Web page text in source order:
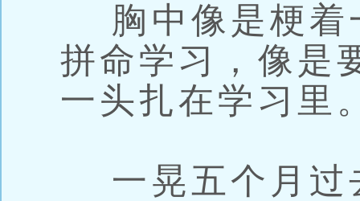
胸中像是梗着
拼命学习，像是
一头扎在学习里
一晃五个月过